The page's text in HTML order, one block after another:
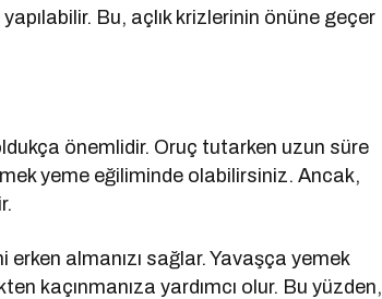
Bu, açlık krizlerinin önüne geçer
önemlidir. Oruç tutarken uzun süre
yeme eğiliminde olabilirsiniz. Ancak,
almanızı sağlar. Yavaşça yemek
kaçınmanıza yardımcı olur. Bu yüzden,